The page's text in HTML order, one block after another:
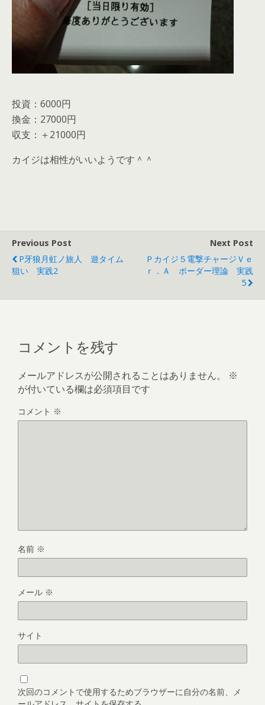
投資：6000円
換金：27000円
収支：＋21000円
カイジは相性がいいようです＾＾
Previous Post
P牙狼月虹ノ旅人 遊タイム
狙い 実践2
Next Post
Ｐカイジ５電撃チャージＶｅ
Ｒ．Ａ ボーダー理論 実践
5
コメントを残す
メールアドレスが公開されることはありません。
※
が付いている欄は必須項目です
コメント ※
名前 ※
メール ※
サイト
次回のコメントで使用するためブラウザーに自分の名前、メ